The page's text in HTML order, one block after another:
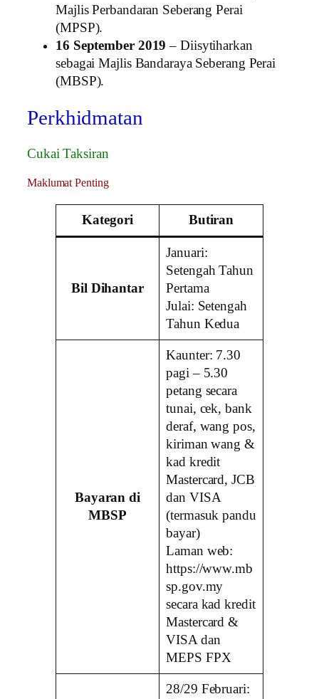
Majlis Perbandaran Seberang Perai
(MPSP).
16 September 2019 – Diisytiharkan
sebagai Majlis Bandaraya Seberang Perai
(MBSP).
Perkhidmatan
Cukai Taksiran
Maklumat Penting
Kategori Butiran
Bil Dihantar
Januari:
Setengah Tahun
Pertama
Julai: Setengah
Tahun Kedua
Bayaran di
MBSP
Kaunter: 7.30
pagi – 5.30
petang secara
tunai, cek, bank
deraf, wang pos,
kiriman wang &
kad kredit
Mastercard, JCB
dan VISA
(termasuk pandu
bayar)
Laman web:
https://www.mb
sp.gov.my
secara kad kredit
Mastercard &
VISA dan
MEPS FPX
28/29 Februari: